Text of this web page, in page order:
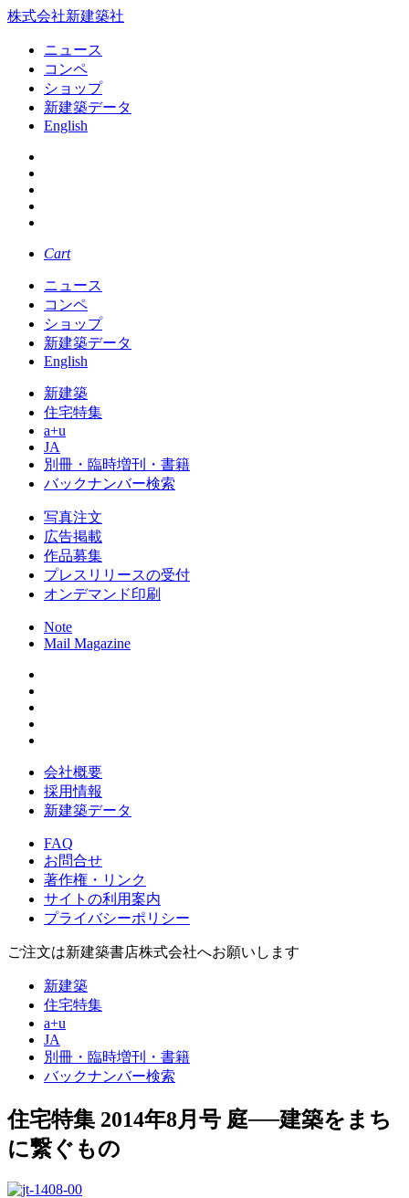
株式会社新建築社
ニュース
コンペ
ショップ
新建築データ
English
Cart
ニュース
コンペ
ショップ
新建築データ
English
新建築
住宅特集
a+u
JA
別冊・臨時増刊・書籍
バックナンバー検索
写真注文
広告掲載
作品募集
プレスリリースの受付
オンデマンド印刷
Note
Mail Magazine
会社概要
採用情報
新建築データ
FAQ
お問合せ
著作権・リンク
サイトの利用案内
プライバシーポリシー
ご注文は新建築書店株式会社へお願いします
新建築
住宅特集
a+u
JA
別冊・臨時増刊・書籍
バックナンバー検索
住宅特集 2014年8月号 庭──建築をまち
に繋ぐもの